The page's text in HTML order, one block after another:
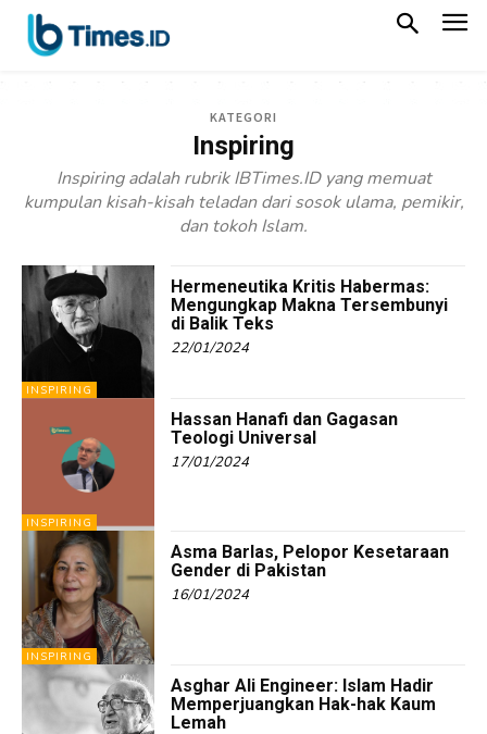
KATEGORI
Inspiring
Inspiring adalah rubrik IBTimes.ID yang memuat
kumpulan kisah-kisah teladan dari sosok ulama, pemikir,
dan tokoh Islam.
INSPIRING
Hermeneutika Kritis Habermas:
Mengungkap Makna Tersembunyi
di Balik Teks
22/01/2024
INSPIRING
Hassan Hanafi dan Gagasan
Teologi Universal
17/01/2024
INSPIRING
Asma Barlas, Pelopor Kesetaraan
Gender di Pakistan
16/01/2024
Asghar Ali Engineer: Islam Hadir
Memperjuangkan Hak-hak Kaum
Lemah